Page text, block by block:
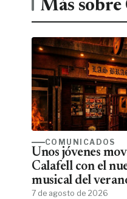
Más sobre
COMUNICADOS
Unos jóvenes
Calafell con el
musical del
7 de agosto de 2026